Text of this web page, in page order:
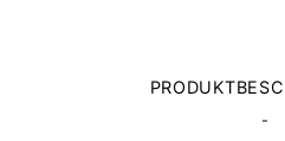
-